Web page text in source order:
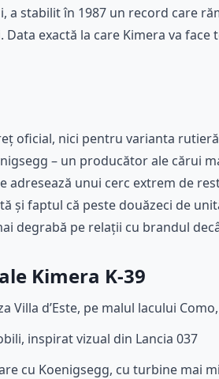
a stabilit în 1987 un record care
exactă la care Kimera va face
oficial, nici pentru varianta
– un producător ale cărui
adresează unui cerc extrem de
și faptul că peste douăzeci de
degrabă pe relații cu brandul
Kimera K-39
Villa d’Este, pe malul lacului
inspirat vizual din Lancia 037
cu Koenigsegg, cu turbine mai